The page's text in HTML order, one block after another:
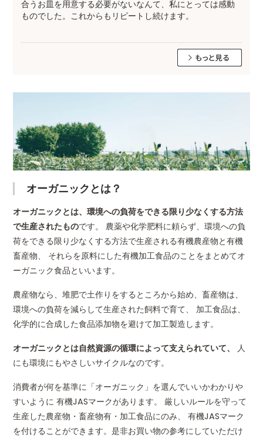
合うお皿を用意する必要がないなんて、私にとっては感動
ものでした。これからもリピートし続けます。
オーガニックとは？
オーガニックとは、環境への負荷をできる限り少なくする方法
で生産されたものです。 農薬や化学肥料に頼らず、環境への負
荷をできる限り少なくする方法で生産される有機農産物と有機
畜産物、 それらを原料にした有機加工食品のことをまとめてオ
ーガニック食品といいます。
農産物なら、堆肥で土作りをするところから始め、畜産物は、
環境への負荷を減らして生産された飼料で育て、 加工食品は、
化学的に合成した食品添加物を避けて加工製造します。
オーガニックとは自然資源の循環によって支えられていて、
人
にも環境にもやさしいサイクルなのです。
消費者が何を基準に「オーガニック」を選んでいいかわかりや
すいように 有機JASマークがあります。 厳しいルールを守って
生産した農産物・畜産物有・加工食品にのみ、 有機JASマーク
を付けることができます。是非お買い物の参考にしていただけ